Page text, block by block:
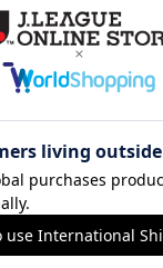
ジュビロ磐田 チルタリ
ス タオルマフラー